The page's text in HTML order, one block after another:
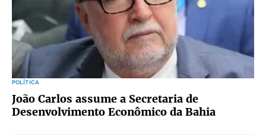
POLÍTICA
João Carlos assume a Secretaria de
Desenvolvimento Econômico da Bahia